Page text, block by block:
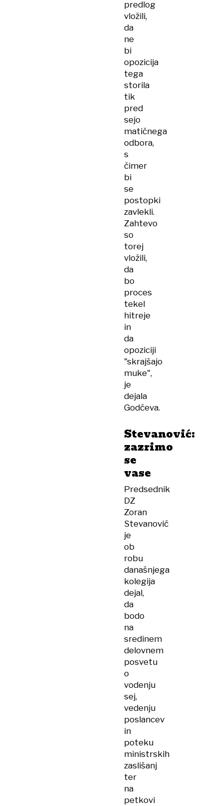
predlog
vložili,
da
ne
bi
opozicija
tega
storila
tik
pred
sejo
matičnega
odbora,
s
čimer
bi
se
postopki
zavlekli.
Zahtevo
so
torej
vložili,
da
bo
proces
tekel
hitreje
in
da
opoziciji
"skrajšajo
muke",
je
dejala
Godčeva.
Stevanović:
zazrimo
se
vase
Predsednik
DZ
Zoran
Stevanović
je
ob
robu
današnjega
kolegija
dejal,
da
bodo
na
sredinem
delovnem
posvetu
o
vodenju
sej,
vedenju
poslancev
in
poteku
ministrskih
zaslišanj
ter
na
petkovi